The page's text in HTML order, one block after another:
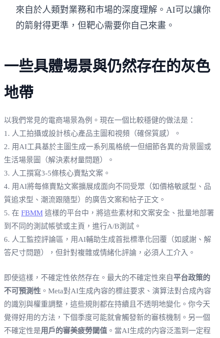
來自於人類對業務和市場的深度理解。AI可以讓你
的箭射得更準，但靶心需要你自己來畫。
一些具體場景與仍然存在的灰色
地帶
以我們常見的電商場景為例。現在一個比較穩健的做法是：
1. 人工拍攝或設計核心產品主圖和視頻（確保質感）。
2. 用AI工具基於主圖生成一系列風格統一但細節各異的背景圖或
生活場景圖（解決素材量問題）。
3. 人工撰寫3-5條核心賣點文案。
4. 用AI將每條賣點文案擴展成面向不同受眾（如價格敏感型、品
質追求型、潮流跟隨型）的廣告文案和帖子正文。
5. 在 FBMM 這樣的平台中，將這些素材和文案安全、批量地部署
到不同的測試帳號或主頁，進行A/B測試。
6. 人工監控評論區，用AI輔助生成首批標準化回覆（如感謝、解
答尺寸問題），但針對複雜或情緒化評論，必須人工介入。
即使這樣，不確定性依然存在。最大的不確定性來自平台政策的
不可預測性 。Meta對AI生成內容的標註要求、演算法對合成內容
的識別與權重調整，這些規則都在持續且不透明地變化。你今天
覺得好用的方法，下個季度可能就會觸發新的審核機制。另一個
不確定性是用戶的審美疲勞閾值 。當AI生成的内容泛濫到一定程